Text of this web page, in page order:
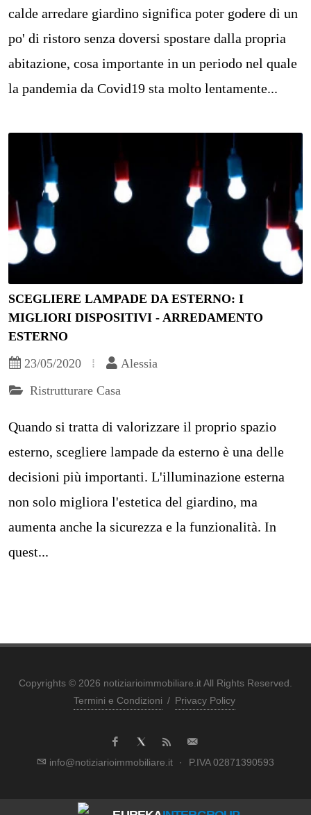
calde arredare giardino significa poter godere di un
po' di ristoro senza doversi spostare dalla propria
abitazione, cosa importante in un periodo nel quale
la pandemia da Covid19 sta molto lentamente...
SCEGLIERE LAMPADE DA ESTERNO: I
MIGLIORI DISPOSITIVI - ARREDAMENTO
ESTERNO
23/05/2020
Alessia
Ristrutturare Casa
Quando si tratta di valorizzare il proprio spazio
esterno, scegliere lampade da esterno è una delle
decisioni più importanti. L'illuminazione esterna
non solo migliora l'estetica del giardino, ma
aumenta anche la sicurezza e la funzionalità. In
quest...
Copyrights © 2026 notiziarioimmobiliare.it All Rights Reserved.
Termini e Condizioni / Privacy Policy
info@notiziarioimmobiliare.it · P.IVA 02871390593